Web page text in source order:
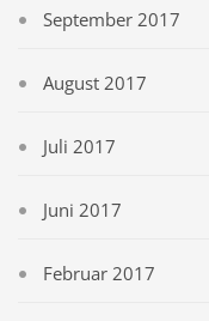
September 2017
August 2017
Juli 2017
Juni 2017
Februar 2017